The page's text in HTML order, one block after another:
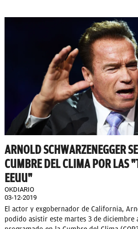
ARNOLD SCHWARZENEGGER
CUMBRE DEL CLIMA POR LAS
EEUU"
OKDIARIO
03-12-2019
El actor y exgobernador de California,
podido asistir este martes 3 de diciembre